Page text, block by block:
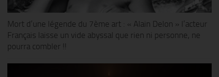
Mort d’une légende du 7ème art : « Alain Delon » l’acteur
Français laisse un vide abyssal que rien ni personne, ne
pourra combler !!